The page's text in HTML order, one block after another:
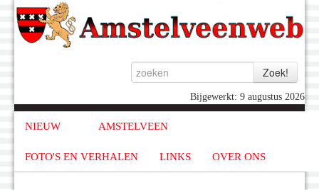
Bijgewerkt: 9 augustus 2026
NIEUW AMSTELVEEN
FOTO'S EN VERHALEN LINKS OVER ONS